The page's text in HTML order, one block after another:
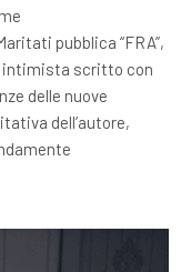
pubblica “FRA”,
intimista scritto con
delle nuove
dell’autore,